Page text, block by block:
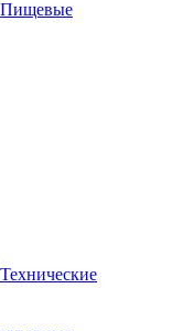
Пищевые
Технические